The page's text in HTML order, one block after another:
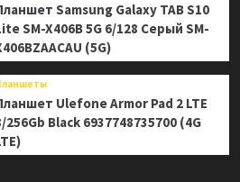
Samsung Galaxy TAB S10
SM-X406B 5G 6/128 Серый SM-
(5G)
Ulefone Armor Pad 2 LTE
256Gb Black 6937748735700 (4G